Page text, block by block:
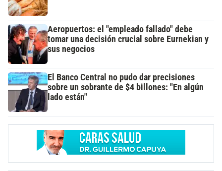
Aeropuertos: el "empleado fallado" debe
tomar una decisión crucial sobre Eurnekian y
sus negocios
El Banco Central no pudo dar precisiones
sobre un sobrante de $4 billones: "En algún
lado están"